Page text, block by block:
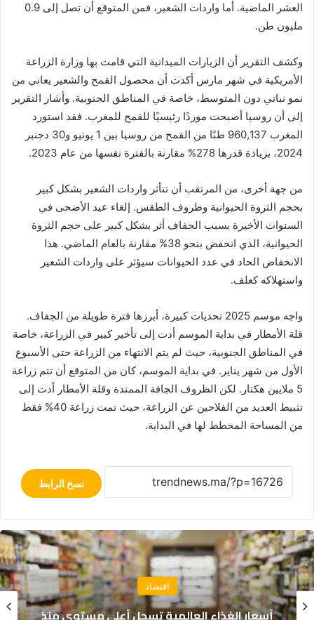
العشر الماضية. أما واردات الشعير، فمن المتوقع أن تصل إلى 0.9
مليون طن.
وكشف التقرير أن الزيارات الميدانية التي قامت بها وزارة الزراعة
الأمريكية في شهر مارس أكدت أن محصول القمح والشعير يعاني من
نمو نباتي دون المتوسط، خاصة في المناطق الجنوبية. وأشار التقرير
إلى أن روسيا أصبحت موردًا رئيسيًا للقمح للمغرب. فقد استورد
المغرب 960,137 طنًا من القمح من روسيا بين 1 يونيو و30 دجنبر
2024، بزيادة قدرها 278% مقارنة بالفترة نفسها من عام 2023.
من جهة أخرى، من المرتقب أن تتأثر واردات الشعير بشكل كبير
بحجم الثروة الحيوانية وظروف الطقس. إلغاء عيد الأضحى في
السنوات الأخيرة بسبب الجفاف أثر بشكل كبير على حجم الثروة
الحيوانية، الذي انخفض بنحو 38% مقارنة بالعام الماضي. هذا
الانخفاض الحاد في عدد الحيوانات سيؤثر على واردات الشعير
واستهلاكه كعلف.
واجه موسم 2025 تحديات كبيرة، أبرزها فترة طويلة من الجفاف.
قلة الأمطار في بداية الموسم أدت إلى تأخير كبير في الزراعة، خاصة
في المناطق الجنوبية، حيث لم يتم الانتهاء من الزراعة حتى الأسبوع
الأول من شهر يناير. في بداية الموسم، كان من المتوقع أن تتم زراعة
5 ملايين هكتار. لكن الظروف الجافة الممتدة وقلة الأمطار أدت إلى
تثبيط العديد من الفلاحين عن الزراعة، حيث تمت زراعة 40% فقط
من المساحة المخطط لها في البداية.
نسخ الرابط
اقتصاد
الغذاء العالمية تسجل أعلى مستوى منذ